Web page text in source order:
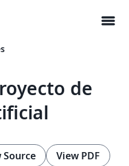
menu
de
Source View PDF